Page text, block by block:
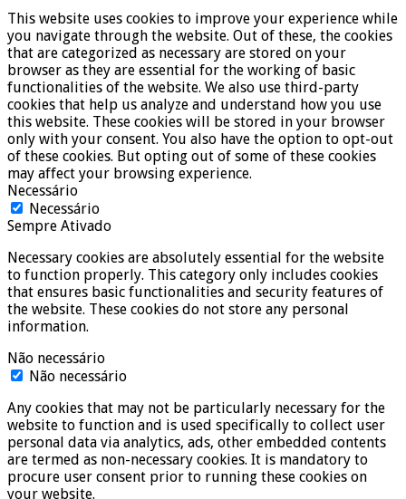
This website uses cookies to improve your experience while
you navigate through the website. Out of these, the cookies
that are categorized as necessary are stored on your
browser as they are essential for the working of basic
functionalities of the website. We also use third-party
cookies that help us analyze and understand how you use
this website. These cookies will be stored in your browser
only with your consent. You also have the option to opt-out
of these cookies. But opting out of some of these cookies
may affect your browsing experience.
Necessário
Necessário
Sempre Ativado
Necessary cookies are absolutely essential for the website
to function properly. This category only includes cookies
that ensures basic functionalities and security features of
the website. These cookies do not store any personal
information.
Não necessário
Não necessário
Any cookies that may not be particularly necessary for the
website to function and is used specifically to collect user
personal data via analytics, ads, other embedded contents
are termed as non-necessary cookies. It is mandatory to
procure user consent prior to running these cookies on
your website.